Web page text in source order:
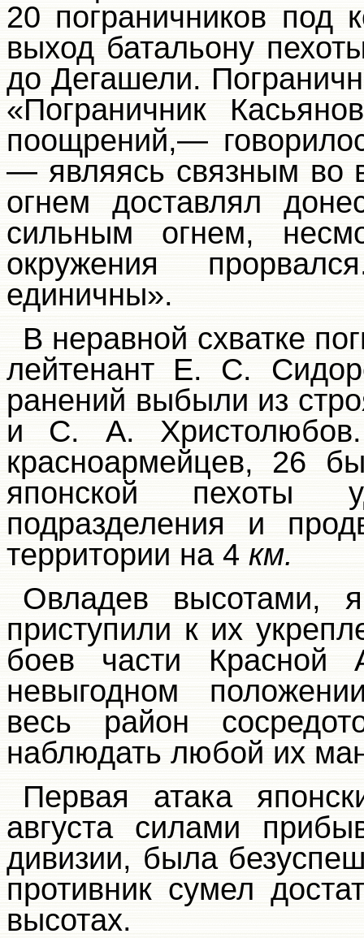
20 пограничников под
выход батальону
до Дегашели.
«Пограничник
поощрений,—
— являясь связным во
огнем доставлял
сильным огнем,
окружения
единичны».
В неравной схватке
лейтенант Е. С.
ранений выбыли из
и С. А.
красноармейцев, 26
японской пехоты
подразделения и
территории на 4 км.
Овладев высотами,
приступили к их
боев части Красной
невыгодном
весь район
наблюдать любой их
Первая атака
августа силами
дивизии, была
противник сумел
высотах.